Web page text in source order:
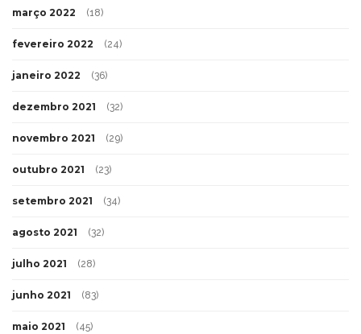
março 2022 (18)
fevereiro 2022 (24)
janeiro 2022 (36)
dezembro 2021 (32)
novembro 2021 (29)
outubro 2021 (23)
setembro 2021 (34)
agosto 2021 (32)
julho 2021 (28)
junho 2021 (83)
maio 2021 (45)